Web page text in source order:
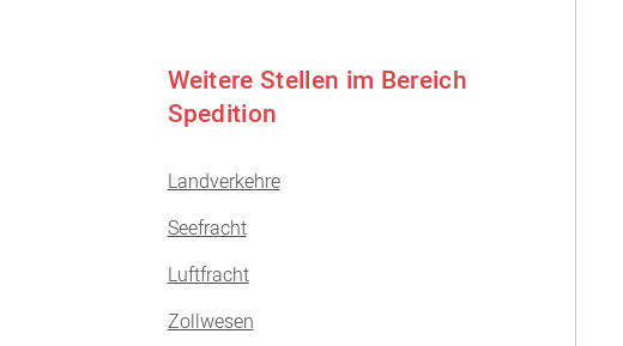
Weitere Stellen im Bereich
Spedition
Landverkehre
Seefracht
Luftfracht
Zollwesen